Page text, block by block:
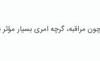
مراقبه، گرچه امری بسیار